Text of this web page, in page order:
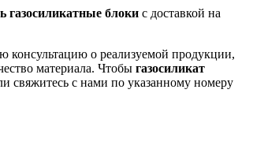
газосиликатные блоки с доставкой на
консультацию о реализуемой продукции,
материала. Чтобы газосиликат
свяжитесь с нами по указанному номеру